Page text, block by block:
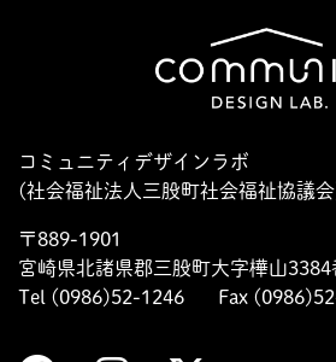
コミュニティデザインラボ
(社会福祉法人三股町社会福祉協議
〒889-1901
宮崎県北諸県郡三股町大字樺山3384
Tel (0986)52-1246
Fax